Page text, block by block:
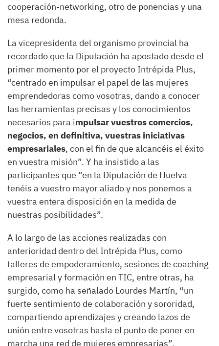
cooperación-networking, otro de ponencias y una
mesa redonda.
La vicepresidenta del organismo provincial ha
recordado que la Diputación ha apostado desde el
primer momento por el proyecto Intrépida Plus,
“centrado en impulsar el papel de las mujeres
emprendedoras como vosotras, dando a conocer
las herramientas precisas y los conocimientos
necesarios para impulsar vuestros comercios,
negocios, en definitiva, vuestras iniciativas
empresariales, con el fin de que alcancéis el éxito
en vuestra misión”. Y ha insistido a las
participantes que “en la Diputación de Huelva
tenéis a vuestro mayor aliado y nos ponemos a
vuestra entera disposición en la medida de
nuestras posibilidades”.
A lo largo de las acciones realizadas con
anterioridad dentro del Intrépida Plus, como
talleres de empoderamiento, sesiones de coaching
empresarial y formación en TIC, entre otras, ha
surgido, como ha señalado Lourdes Martín, “un
fuerte sentimiento de colaboración y sororidad,
compartiendo aprendizajes y creando lazos de
unión entre vosotras hasta el punto de poner en
marcha una red de mujeres empresarias”.